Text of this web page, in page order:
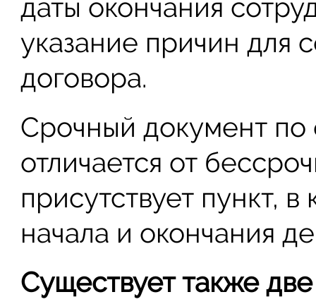
даты окончания
указание причин для
договора.
Срочный документ
отличается от
присутствует пункт,
начала и окончания
Существует также